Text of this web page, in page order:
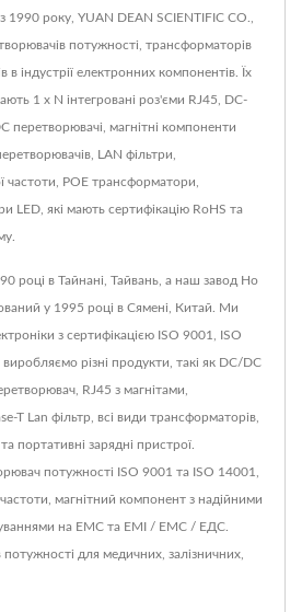
1990 року, YUAN DEAN SCIENTIFIC CO.,
потужності, трансформаторів
в індустрії електронних компонентів. Їх
1 x N інтегровані роз'єми RJ45, DC-
перетворювачі, магнітні компоненти
LAN фільтри,
частоти, POE трансформатори,
LED, які мають сертифікацію RoHS та
році в Тайнані, Тайвань, а наш завод Ho
у 1995 році в Сямені, Китай. Ми
з сертифікацією ISO 9001, ISO
різні продукти, такі як DC/DC
RJ45 з магнітами,
T Lan фільтр, всі види трансформаторів,
портативні зарядні пристрої.
потужності ISO 9001 та ISO 14001,
магнітний компонент з надійними
на ЕМС та ЕМІ / ЕМС / ЕДС.
для медичних, залізничних,